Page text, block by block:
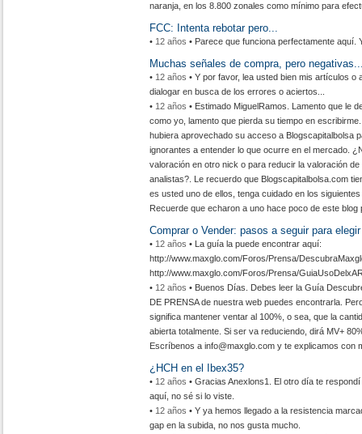
naranja, en los 8.800 zonales como mínimo para
FCC: Intenta rebotar pero...
• 12 años • Parece que funciona perfectamente
Muchas señales de compra, pero
• 12 años • Y por favor, lea usted bien mis artículos
dialogar en busca de los errores o aciertos...
• 12 años • Estimado MiguelRamos. Lamento que le
como yo, lamento que pierda su tiempo en
hubiera aprovechado su acceso a Blogscapitalbolsa
ignorantes a entender lo que ocurre en el mercado.
valoración en otro nick o para reducir la valoración
analistas?. Le recuerdo que Blogscapitalbolsa.com
es usted uno de ellos, tenga cuidado en los
Recuerde que echaron a uno hace poco de este blog
Comprar o Vender: pasos a seguir para
• 12 años • La guía la puede encontrar aquí:
http://www.maxglo.com/Foros/Prensa/
http://www.maxglo.com/Foros/Prensa/
• 12 años • Buenos Días. Debes leer la Guía
DE PRENSA de nuestra web puedes encontrarla.
significa mantener ventar al 100%, o sea, que la
abierta totalmente. Si ser va reduciendo, dirá MV+
Escríbenos a info@maxglo.com y te explicamos con
¿HCH en el Ibex35?
• 12 años • Gracias Anexlons1. El otro día te
aquí, no sé si lo viste.
• 12 años • Y ya hemos llegado a la resistencia
gap en la subida, no nos gusta mucho.